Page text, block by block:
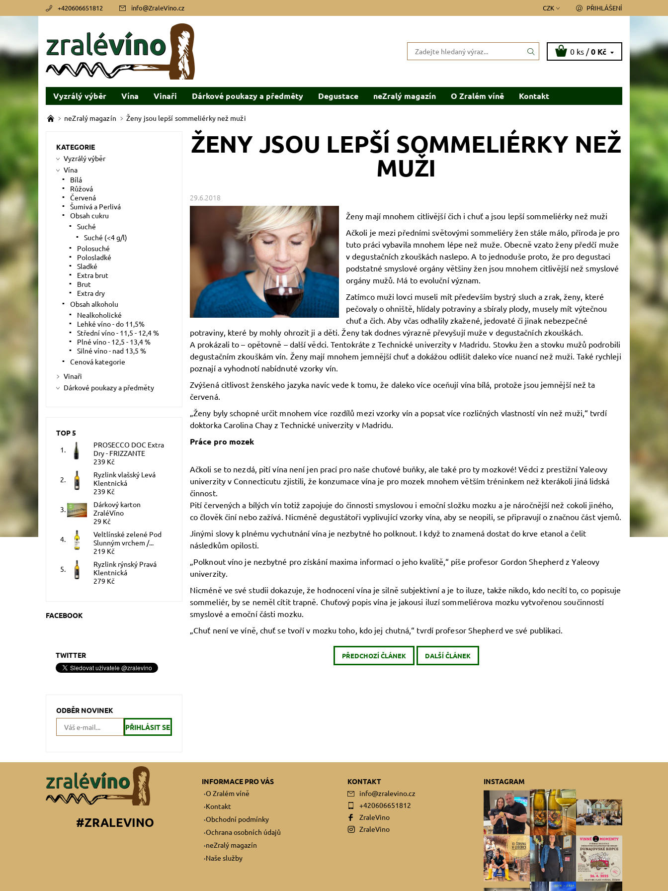
+420606651812 info@ZraleVino.cz CZK PŘIHLÁŠENÍ
0 ks /0 Kč
Vyzrálý výběr Vína Vinaři Dárkové poukazy a předměty Degustace neZralý magazín O Zralém víně Kontakt
neZralý magazín Ženy jsou lepší sommeliérky než muži
ŽENY JSOU LEPŠÍ SOMMELIÉRKY NEŽ
MUŽI
29.6.2018
Ženy mají mnohem citlivější čich i chuť a jsou lepší sommeliérky než muži
Ačkoli je mezi předními světovými sommeliéry žen stále málo, příroda je pro
tuto práci vybavila mnohem lépe než muže. Obecně vzato ženy předčí muže
v degustačních zkouškách naslepo. A to jednoduše proto, že pro degustaci
podstatné smyslové orgány většiny žen jsou mnohem citlivější než smyslové
orgány mužů. Má to evoluční význam.
Zatímco muži lovci museli mít především bystrý sluch a zrak, ženy, které
pečovaly o ohniště, hlídaly potraviny a sbíraly plody, musely mít výtečnou
chuť a čich. Aby včas odhalily zkažené, jedovaté či jinak nebezpečné
potraviny, které by mohly ohrozit ji a děti. Ženy tak dodnes výrazně převyšují muže v degustačních zkouškách.
A prokázali to – opětovně – další vědci. Tentokráte z Technické univerzity v Madridu. Stovku žen a stovku mužů podrobili
degustačním zkouškám vín. Ženy mají mnohem jemnější chuť a dokážou odlišit daleko více nuancí než muži. Také rychleji
poznají a vyhodnotí nabídnuté vzorky vín.
Zvýšená citlivost ženského jazyka navíc vede k tomu, že daleko více oceňují vína bílá, protože jsou jemnější než ta
červená.
„Ženy byly schopné určit mnohem více rozdílů mezi vzorky vín a popsat více rozličných vlastností vín než muži,“ tvrdí
doktorka Carolina Chay z Technické univerzity v Madridu.
Práce pro mozek
Ačkoli se to nezdá, pití vína není jen prací pro naše chuťové buňky, ale také pro ty mozkové! Vědci z prestižní Yaleovy
univerzity v Connecticutu zjistili, že konzumace vína je pro mozek mnohem větším tréninkem než kterákoli jiná lidská
činnost.
Pití červených a bílých vín totiž zapojuje do činnosti smyslovou i emoční složku mozku a je náročnější než cokoli jiného,
co člověk činí nebo zažívá. Nicméně degustátoři vyplivující vzorky vína, aby se neopili, se připravují o značnou část vjemů.
Jinými slovy k plnému vychutnání vína je nezbytné ho polknout. I když to znamená dostat do krve etanol a čelit
následkům opilosti.
„Polknout víno je nezbytné pro získání maxima informací o jeho kvalitě,“ píše profesor Gordon Shepherd z Yaleovy
univerzity.
Nicméně ve své studii dokazuje, že hodnocení vína je silně subjektivní a je to iluze, takže nikdo, kdo necítí to, co popisuje
sommeliér, by se neměl cítit trapně. Chuťový popis vína je jakousi iluzí sommeliérova mozku vytvořenou součinností
smyslové a emoční části mozku.
„Chuť není ve víně, chuť se tvoří v mozku toho, kdo jej chutná,“ tvrdí profesor Shepherd ve své publikaci.
PŘEDCHOZÍ ČLÁNEK DALŠÍ ČLÁNEK
KATEGORIE
Vyzrálý výběr
Vína
Bílá
Růžová
Červená
Šumivá a Perlivá
Obsah cukru
Suché
Suché (<4 g/l)
Polosuché
Polosladké
Sladké
Extra brut
Brut
Extra dry
Obsah alkoholu
Nealkoholické
Lehké víno - do 11,5%
Střední víno - 11,5 - 12,4 %
Plné víno - 12,5 - 13,4 %
Silné víno - nad 13,5 %
Cenová kategorie
Vinaři
Dárkové poukazy a předměty
TOP 5
PROSECCO DOC Extra
Dry - FRIZZANTE
239 Kč
Ryzlink vlašský Levá
Klentnická
239 Kč
Dárkový karton
ZraléVíno
29 Kč
Veltlínské zelené Pod
Slunným vrchem /...
219 Kč
Ryzlink rýnský Pravá
Klentnická
279 Kč
FACEBOOK
TWITTER
ODBĚR NOVINEK
#ZRALEVINO
INFORMACE PRO VÁS
O Zralém víně
Kontakt
Obchodní podmínky
Ochrana osobních údajů
neZralý magazín
Naše služby
KONTAKT
info@zralevino.cz
+420606651812
ZraleVino
ZraleVino
INSTAGRAM